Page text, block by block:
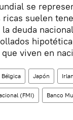
se
suelen
deuda
viven en
Bélgica Japón
(FMI) Banco